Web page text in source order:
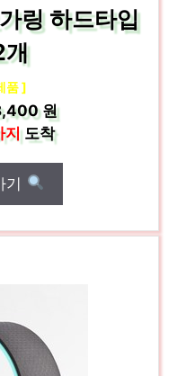
링 하드타입
개
품 ]
원
지도착
기